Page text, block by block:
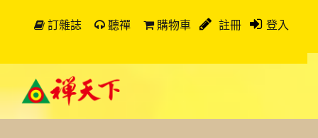
訂雜誌 聽禪 購物車 註冊 登入